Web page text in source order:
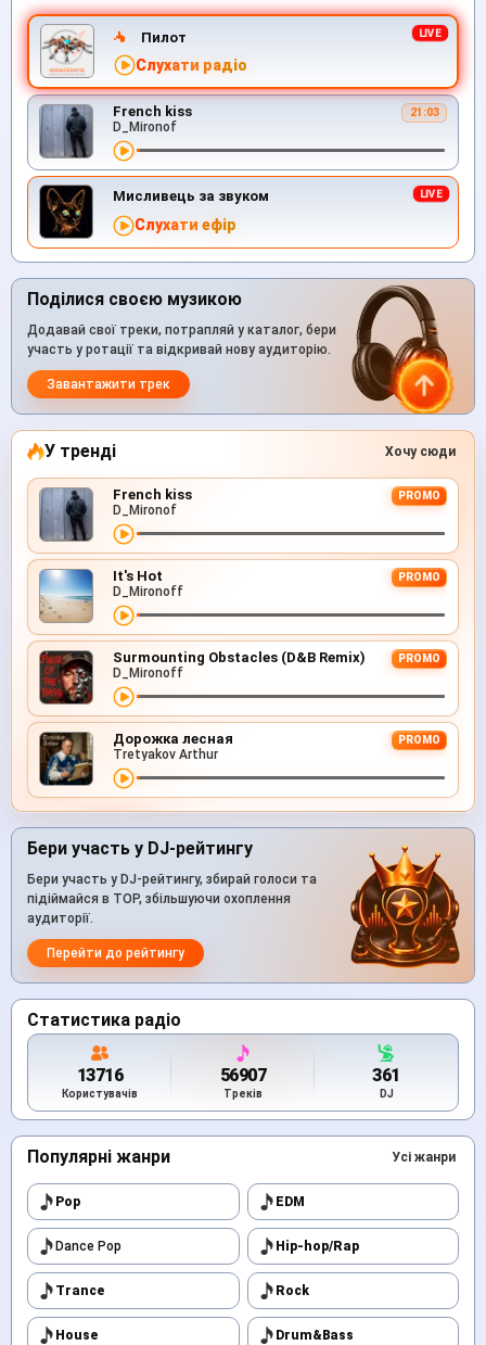
Пилот
Слухати радіо
French kiss 21:03
D_Mironof
Мисливець за звуком
Слухати ефір
Поділися своєю музикою
Додавай свої треки, потрапляй у каталог, бери
участь у ротації та відкривай нову аудиторію.
Завантажити трек
У тренді Хочу сюди
French kiss PROMO
D_Mironof
It's Hot PROMO
D_Mironoff
Surmounting Obstacles (D&B Remix) PROMO
D_Mironoff
Дорожка лесная PROMO
Tretyakov Arthur
Бери участь у DJ-рейтингу
Бери участь у DJ-рейтингу, збирай голоси та
підіймайся в TOP, збільшуючи охоплення
аудиторії.
Перейти до рейтингу
Статистика радіо
13716
Користувачів
56907
Треків
361
DJ
Популярні жанри Усі жанри
Pop EDM
Dance Pop Hip-hop/Rap
Trance Rock
House Drum&Bass